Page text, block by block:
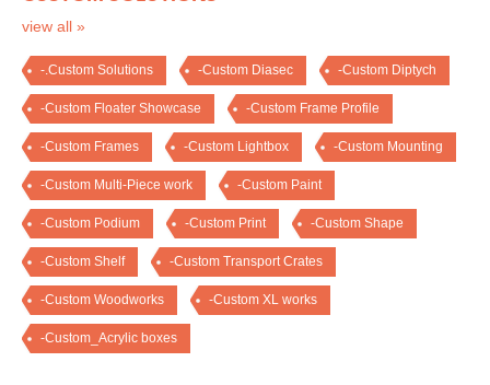
view all »
-.Custom Solutions -Custom Diasec -Custom Diptych
-Custom Floater Showcase -Custom Frame Profile
-Custom Frames -Custom Lightbox -Custom Mounting
-Custom Multi-Piece work -Custom Paint
-Custom Podium -Custom Print -Custom Shape
-Custom Shelf -Custom Transport Crates
-Custom Woodworks -Custom XL works
-Custom_Acrylic boxes